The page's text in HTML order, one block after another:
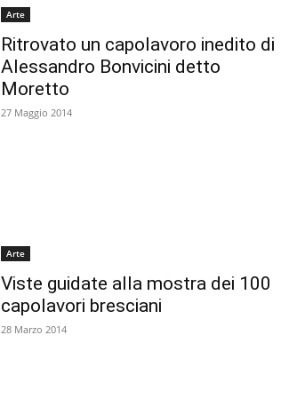
Arte
Ritrovato un capolavoro inedito di
Alessandro Bonvicini detto
Moretto
27 Maggio 2014
Arte
Viste guidate alla mostra dei 100
capolavori bresciani
28 Marzo 2014